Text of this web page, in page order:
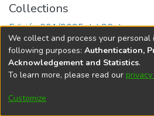
Collections
Edición 001/2025 del 26 de
Universidad
We collect and process your
following purposes: Authentication,
Acknowledgement and Statistics.
To learn more, please read our
Customize